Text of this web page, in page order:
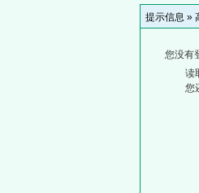
提示信息 »
您没有
读
您